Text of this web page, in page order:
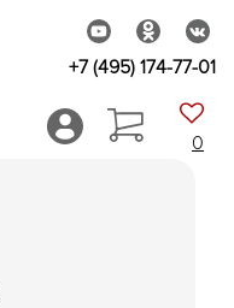
+7 (495) 174-77-01
0